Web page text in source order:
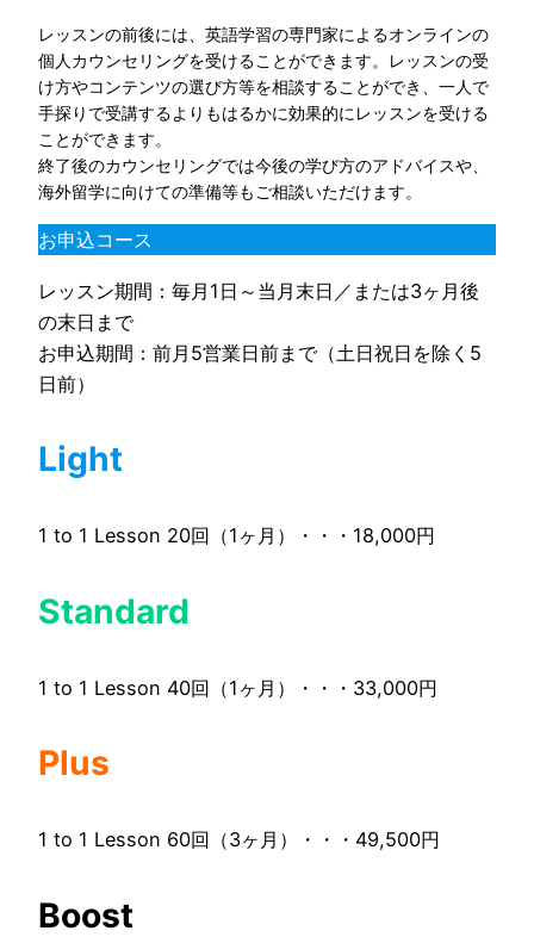
レッスンの前後には、英語学習の専門家によるオンラインの
個人カウンセリングを受けることができます。レッスンの受
け方やコンテンツの選び方等を相談することができ、一人で
手探りで受講するよりもはるかに効果的にレッスンを受ける
ことができます。
終了後のカウンセリングでは今後の学び方のアドバイスや、
海外留学に向けての準備等もご相談いただけます。
お申込コース
レッスン期間：毎月1日～当月末日／または3ヶ月後
の末日まで
お申込期間：前月5営業日前まで（土日祝日を除く5
日前）
Light
1 to 1 Lesson 20回（1ヶ月）・・・18,000円
Standard
1 to 1 Lesson 40回（1ヶ月）・・・33,000円
Plus
1 to 1 Lesson 60回（3ヶ月）・・・49,500円
Boost